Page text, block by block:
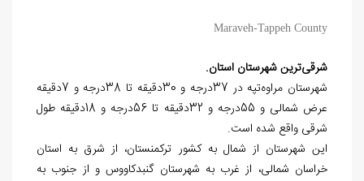
Maraveh-Tappeh County
شرقی‌ترین شهرستان استان.
شهرستان مراوه‌تپه در 37درجه و 30دقیقه تا 38درجه و 7دقیقه
عرض شمالی و 55درجه و 32دقیقه تا 56درجه و 18دقیقه طول
شرقی واقع شده است.
این شهرستان از شمال به کشور ترکمنستان، از شرق به استان
خراسان شمالی، از غرب به شهرستان گنبدکاووس و از جنوب به